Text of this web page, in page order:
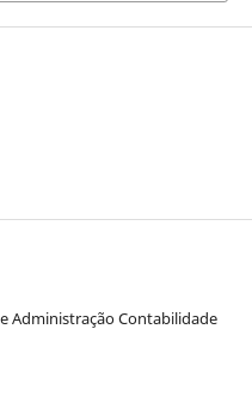
Administração Contabilidade